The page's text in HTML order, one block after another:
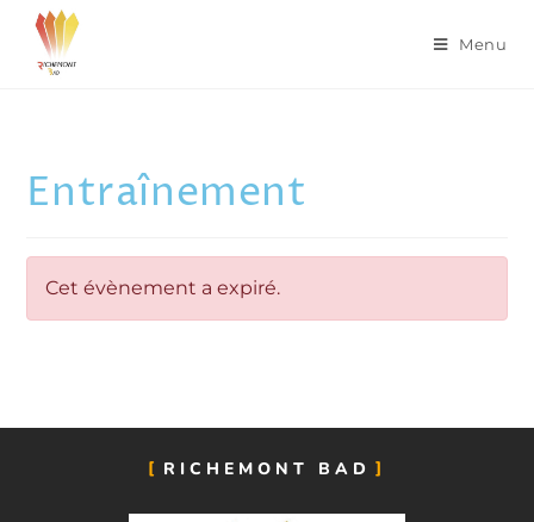
Menu
Entraînement
Cet évènement a expiré.
RICHEMONT BAD